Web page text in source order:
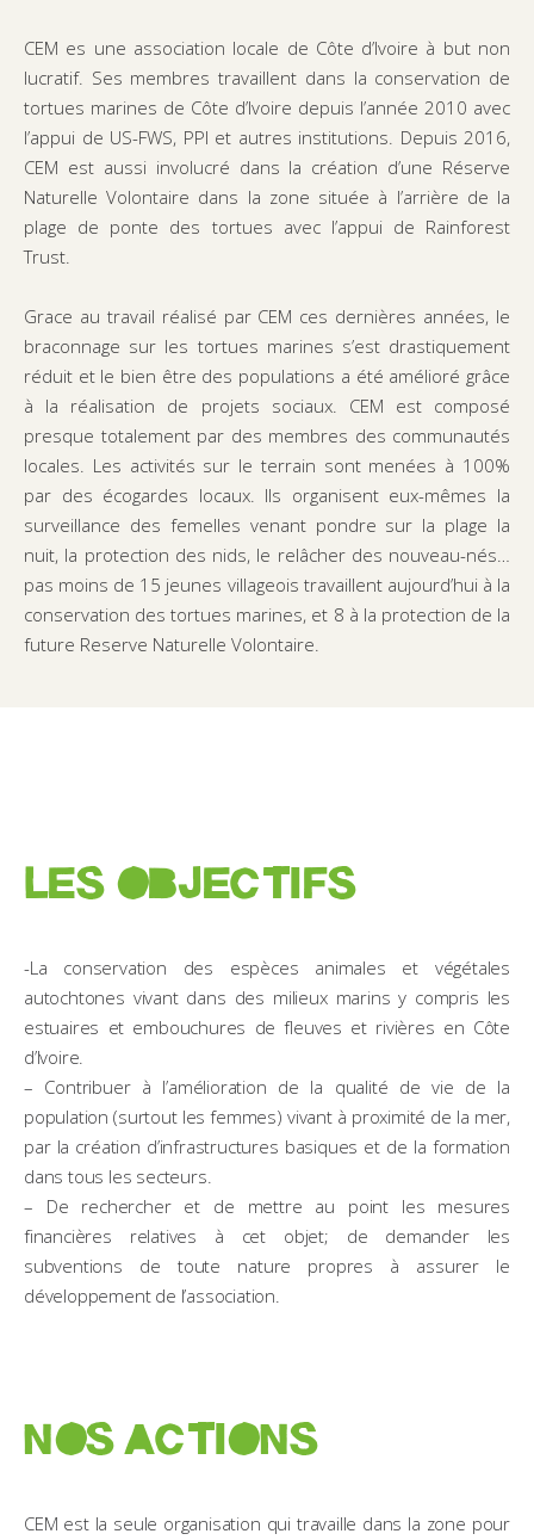
CEM es une association locale de Côte d’Ivoire à but non
lucratif. Ses membres travaillent dans la conservation de
tortues marines de Côte d’Ivoire depuis l’année 2010 avec
l’appui de US-FWS, PPI et autres institutions. Depuis 2016,
CEM est aussi involucré dans la création d’une Réserve
Naturelle Volontaire dans la zone située à l’arrière de la
plage de ponte des tortues avec l’appui de Rainforest
Trust.
Grace au travail réalisé par CEM ces dernières années, le
braconnage sur les tortues marines s’est drastiquement
réduit et le bien être des populations a été amélioré grâce
à la réalisation de projets sociaux. CEM est composé
presque totalement par des membres des communautés
locales. Les activités sur le terrain sont menées à 100%
par des écogardes locaux. Ils organisent eux-mêmes la
surveillance des femelles venant pondre sur la plage la
nuit, la protection des nids, le relâcher des nouveau-nés…
pas moins de 15 jeunes villageois travaillent aujourd’hui à la
conservation des tortues marines, et 8 à la protection de la
future Reserve Naturelle Volontaire.
LES OBJECTIFS
-La conservation des espèces animales et végétales
autochtones vivant dans des milieux marins y compris les
estuaires et embouchures de fleuves et rivières en Côte
d’Ivoire.
– Contribuer à l’amélioration de la qualité de vie de la
population (surtout les femmes) vivant à proximité de la mer,
par la création d’infrastructures basiques et de la formation
dans tous les secteurs.
– De rechercher et de mettre au point les mesures
financières relatives à cet objet; de demander les
subventions de toute nature propres à assurer le
développement de l’association.
NOS ACTIONS
CEM est la seule organisation qui travaille dans la zone pour